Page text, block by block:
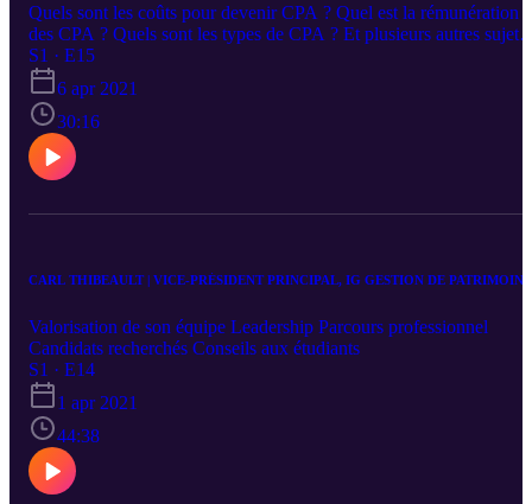
Quels sont les coûts pour devenir CPA ? Quel est la rémunération
des CPA ? Quels sont les types de CPA ? Et plusieurs autres sujets
très intéressants !
S1 · E15
6 apr 2021
30:16
CARL THIBEAULT | VICE-PRÉSIDENT PRINCIPAL, IG GESTION DE PATRIMOINE
Valorisation de son équipe Leadership Parcours professionnel
Candidats recherchés Conseils aux étudiants
S1 · E14
1 apr 2021
44:38